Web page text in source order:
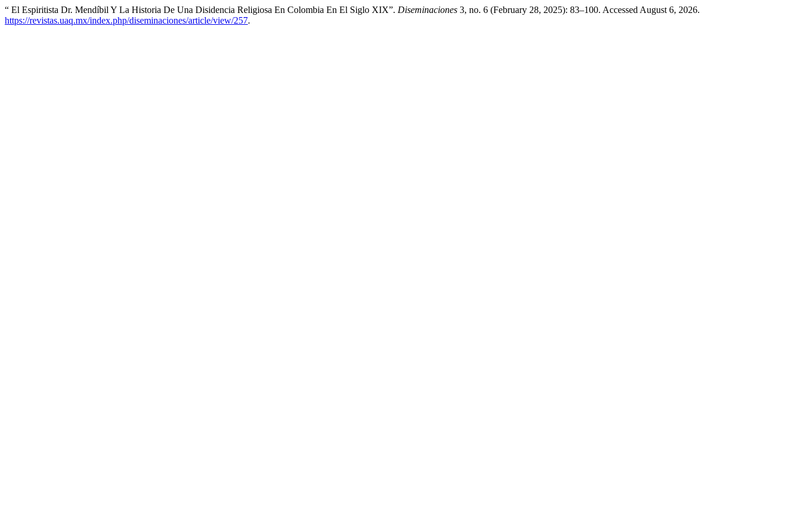
“ El Espiritista Dr. Mendíbil Y La Historia De Una Disidencia Religiosa En Colombia En El Siglo XIX”. Diseminaciones 3, no. 6 (February 28, 2025): 83–100. Accessed August 6, 2026.
https://revistas.uaq.mx/index.php/diseminaciones/article/view/257.